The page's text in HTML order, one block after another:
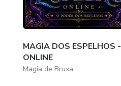
Beijos Mágicos
Dani Petrucci
MAGIA DOS ESPELHOS -
ONLINE
Magia de Bruxa